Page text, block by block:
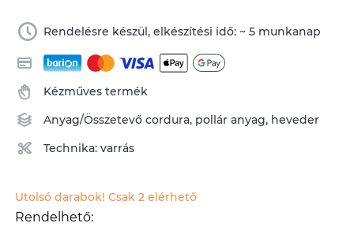
Rendelésre készül, elkészítési idő: ~ 5 munkanap
Kézműves termék
Anyag/Összetevőcordura, pollár anyag, heveder
Technika:varrás
Utolsó darabok! Csak 2 elérhető
Rendelhető: